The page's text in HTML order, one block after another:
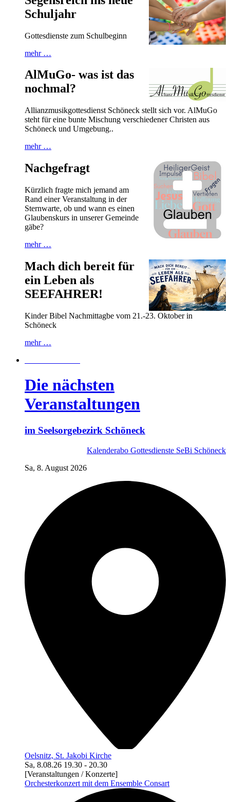
Schuljahr
Gottesdienste zum Schulbeginn
mehr …
AlMuGo- was ist das
nochmal?
Allianzmusikgottesdienst Schöneck stellt sich vor. AlMuGo
steht für eine bunte Mischung verschiedener Christen aus
Schöneck und Umgebung..
mehr …
Nachgefragt
Kürzlich fragte mich jemand am
Rand einer Veranstaltung in der
Sternwarte, ob und wann es einen
Glaubenskurs in unserer Gemeinde
gäbe?
mehr …
Mach dich bereit für
ein Leben als
SEEFAHRER!
Kinder Bibel Nachmittagbe vom 21.-23. Oktober in
Schöneck
mehr …
Die nächsten
Veranstaltungen
im Seelsorgebezirk Schöneck
Kalenderabo Gottesdienste SeBi Schöneck
Sa, 8. August 2026
Oelsnitz, St. Jakobi Kirche
Sa, 8.08.26 19.30 - 20.30
[Veranstaltungen / Konzerte]
Orchesterkonzert mit dem Ensemble Consart